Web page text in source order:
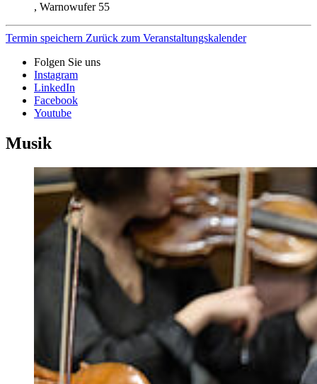
, Warnowufer 55
Termin speichern Zurück zum Veranstaltungskalender
Folgen Sie uns
Instagram
LinkedIn
Facebook
Youtube
Musik